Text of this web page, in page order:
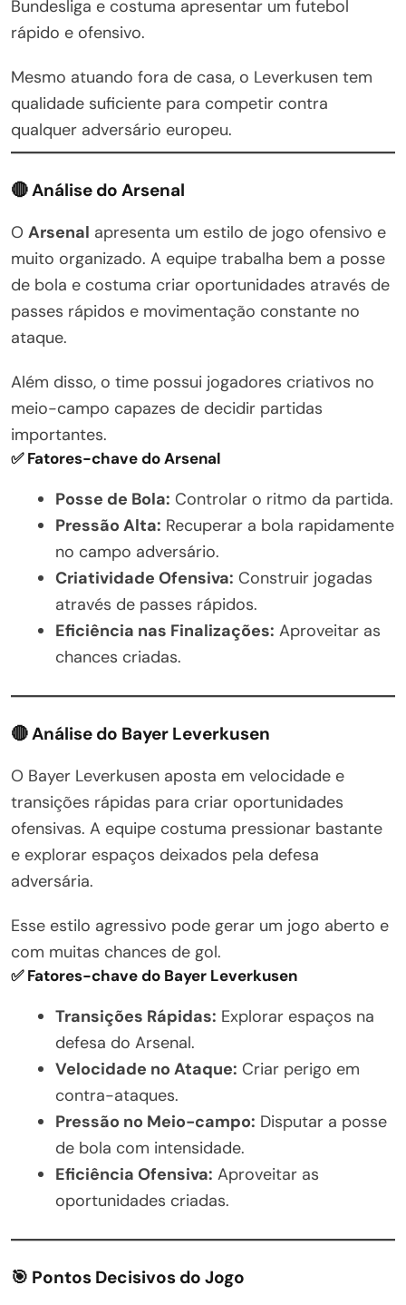
Bundesliga e costuma apresentar um futebol
rápido e ofensivo.
Mesmo atuando fora de casa, o Leverkusen tem
qualidade suficiente para competir contra
qualquer adversário europeu.
🔴 Análise do Arsenal
O Arsenal apresenta um estilo de jogo ofensivo e
muito organizado. A equipe trabalha bem a posse
de bola e costuma criar oportunidades através de
passes rápidos e movimentação constante no
ataque.
Além disso, o time possui jogadores criativos no
meio-campo capazes de decidir partidas
importantes.
✅ Fatores-chave do Arsenal
Posse de Bola: Controlar o ritmo da partida.
Pressão Alta: Recuperar a bola rapidamente
no campo adversário.
Criatividade Ofensiva: Construir jogadas
através de passes rápidos.
Eficiência nas Finalizações: Aproveitar as
chances criadas.
🔴 Análise do Bayer Leverkusen
O Bayer Leverkusen aposta em velocidade e
transições rápidas para criar oportunidades
ofensivas. A equipe costuma pressionar bastante
e explorar espaços deixados pela defesa
adversária.
Esse estilo agressivo pode gerar um jogo aberto e
com muitas chances de gol.
✅ Fatores-chave do Bayer Leverkusen
Transições Rápidas: Explorar espaços na
defesa do Arsenal.
Velocidade no Ataque: Criar perigo em
contra-ataques.
Pressão no Meio-campo: Disputar a posse
de bola com intensidade.
Eficiência Ofensiva: Aproveitar as
oportunidades criadas.
🎯 Pontos Decisivos do Jogo